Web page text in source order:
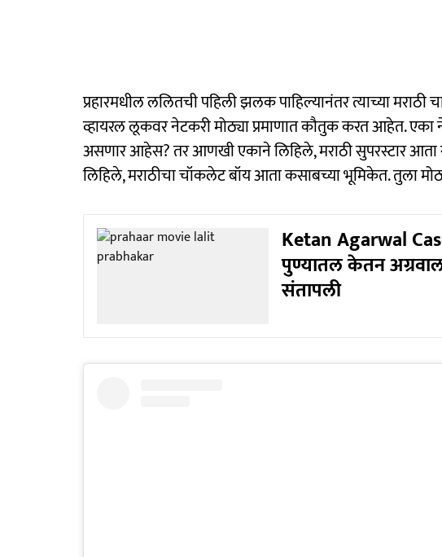
प्रहारमधील ललितची पहिली झलक पाहिल्यानंतर त्याच्या मराठी
व्हायरल लूकवर नेटकरी मोठ्या प्रमाणात कौतुक करत आहेत.
असणार आहेस? तर आणखी एकाने लिहिले, मराठी सुपरस्टार
लिहिले, मराठीचा चॉकलेट बॉय आता कसाबच्या भूमिकेत. तुला
Ketan Agarwal
पुण्यातल केतन अग्रवाल
संतापली